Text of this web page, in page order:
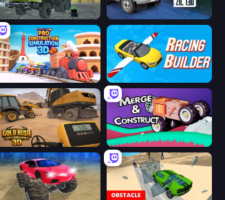
Taiga Car Driver Russian Car Driver ZIL 130
Pro Construction: Simulation 3D Racing Builder
Gold Rush: Gold Simulator 3D Merge & Construct